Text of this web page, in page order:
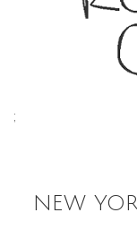
;
NEW